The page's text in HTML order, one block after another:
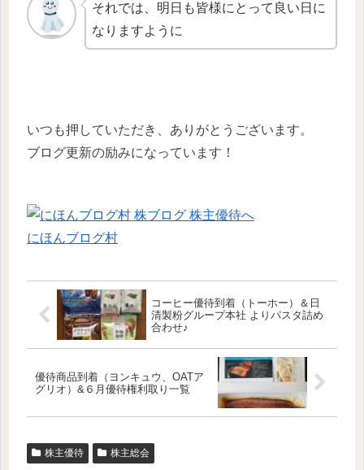
それでは、明日も皆様にとって良い日に
なりますように
いつも押していただき、ありがとうございます。
ブログ更新の励みになっています！
にほんブログ村
コーヒー優待到着（トーホー）＆日
清製粉グループ本社 よりパスタ詰め
合わせ♪
優待商品到着（ヨンキュウ、OATア
グリオ）&６月優待権利取り一覧
株主優待 株主総会